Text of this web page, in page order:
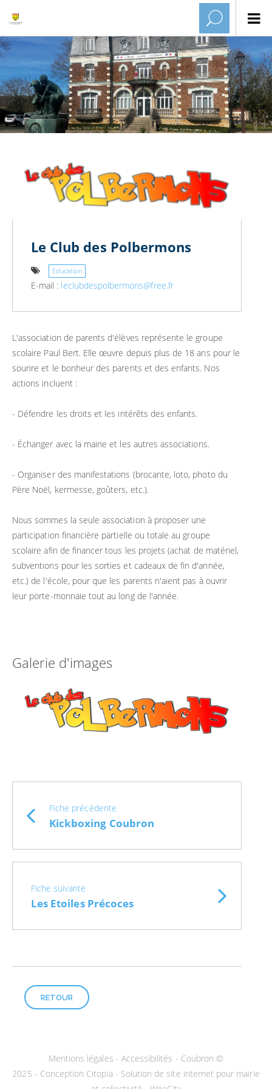
Le Club des Polbermons
Education
E-mail : leclubdespolbermons@free.fr
L'association de parents d'élèves représente le groupe
scolaire Paul Bert. Elle œuvre depuis plus de 18 ans pour le
sourire et le bonheur des parents et des enfants. Nos
actions incluent :
- Défendre les droits et les intérêts des enfants.
- Échanger avec la mairie et les autres associations.
- Organiser des manifestations (brocante, loto, photo du
Père Noël, kermesse, goûters, etc.).
Nous sommes la seule association à proposer une
participation financière partielle ou totale au groupe
scolaire afin de financer tous les projets (achat de matériel,
subventions pour les sorties et cadeaux de fin d'année,
etc.) de l'école, pour que les parents n'aient pas à ouvrir
leur porte-monnaie tout au long de l'année.
Galerie d'images
Fiche précédente
Kickboxing Coubron
Fiche suivante
Les Etoiles Précoces
RETOUR
Mentions légales - Accessibilités - Coubron ©
2025 - Conception Citopia- Solution de site internet pour mairie